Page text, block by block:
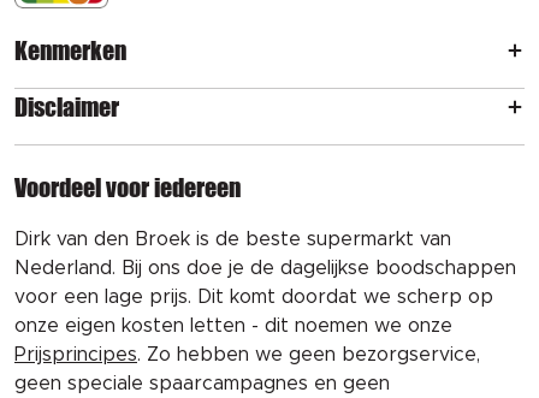
Kenmerken
Disclaimer
Voordeel voor iedereen
Dirk van den Broek is de beste supermarkt van
Nederland. Bij ons doe je de dagelijkse boodschappen
voor een lage prijs. Dit komt doordat we scherp op
onze eigen kosten letten - dit noemen we onze
Prijsprincipes. Zo hebben we geen bezorgservice,
geen speciale spaarcampagnes en geen